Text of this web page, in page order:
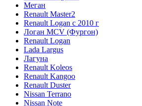
Меган
Renault Master2
Renault Logan c 2010 г
Логан МСV (Фургон)
Renault Logan
Lada Largus
Лагуна
Renault Koleos
Renault Kangoo
Renault Duster
Nissan Terrano
Nissan Note